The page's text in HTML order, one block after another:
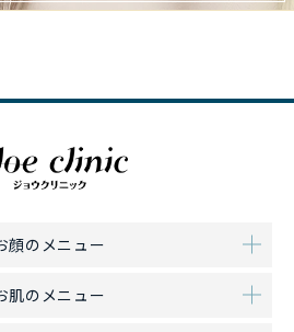
顔のメニュー
肌のメニュー